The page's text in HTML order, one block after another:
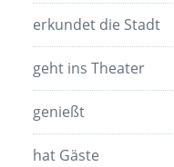
erkundet die Stadt
geht ins Theater
genießt
hat Gäste